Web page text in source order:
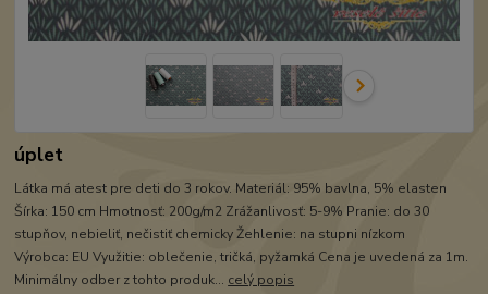
úplet
Látka má atest pre deti do 3 rokov. Materiál: 95% bavlna, 5% elasten
Šírka: 150 cm Hmotnosť: 200g/m2 Zrážanlivosť: 5-9% Pranie: do 30
stupňov, nebieliť, nečistiť chemicky Žehlenie: na stupni nízkom
Výrobca: EU Využitie: oblečenie, tričká, pyžamká Cena je uvedená za 1m.
Minimálny odber z tohto produk... celý popis